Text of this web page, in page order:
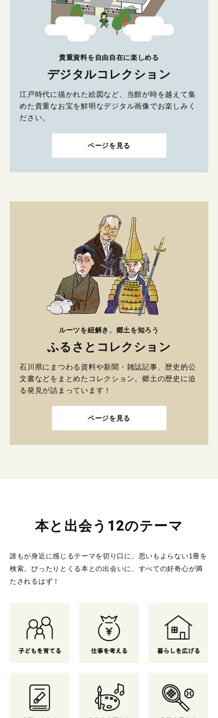
貴重資料を自由自在に楽しめる
デジタルコレクション
江戸時代に描かれた絵図など、当館が時を越えて集
めた貴重なお宝を鮮明なデジタル画像でお楽しみく
ださい。
ページを見る
ルーツを紐解き、郷土を知ろう
ふるさとコレクション
石川県にまつわる資料や新聞・雑誌記事、歴史的公
文書などをまとめたコレクション。郷土の歴史に迫
る発見が詰まっています！
ページを見る
本と出会う12のテーマ
誰もが身近に感じるテーマを切り口に、思いもよらない1冊を
検索。 ぴったりとくる本との出会いに、すべての好奇心が満
たされるはず！